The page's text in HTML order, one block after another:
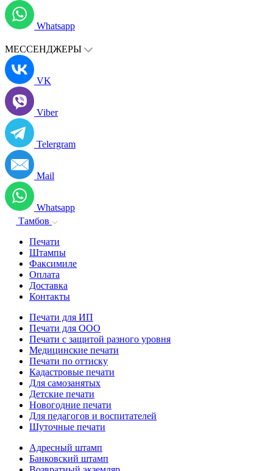
Whatsapp
МЕССЕНДЖЕРЫ
VK
Viber
Telergram
Mail
Whatsapp
Тамбов
Печати
Штампы
Факсимиле
Оплата
Доставка
Контакты
Печати для ИП
Печати для ООО
Печати с защитой разного уровня
Медицинские печати
Печати по оттиску
Кадастровые печати
Для самозанятых
Детские печати
Новогодние печати
Для педагогов и воспитателей
Шуточные печати
Адресный штамп
Банковский штамп